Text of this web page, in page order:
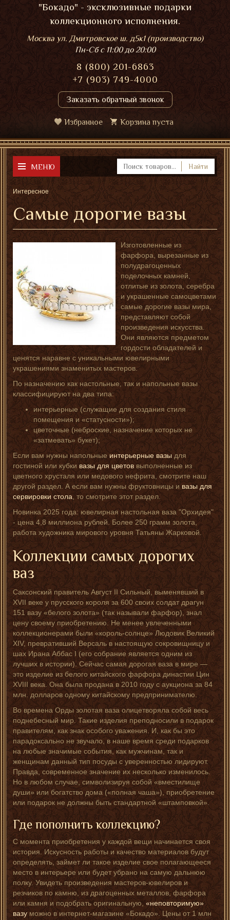
"Бокадо" - эксклюзивные подарки
коллекционного исполнения.
Москва ул. Дмитровское ш. д5к1 (производство)
Пн-Сбс 11:00 до 20:00
8 (800) 201-6863
+7 (903) 749-4000
Заказать обратный звонок
Избранное Корзина пуста
МЕНЮ Найти
Интересное
Самые дорогие вазы
Изготовленные из
фарфора, вырезанные из
полудрагоценных
поделочных камней,
отлитые из золота, серебра
и украшенные самоцветами
самые дорогие вазы мира,
представляют собой
произведения искусства.
Они являются предметом
гордости обладателей и
ценятся наравне с уникальными ювелирными
украшениями знаменитых мастеров.
По назначению как настольные, так и напольные вазы
классифицируют на два типа:
интерьерные (служащие для создания стиля
помещения и «статусности»);
цветочные (неброские, назначение которых не
«затмевать» букет);
Если вам нужны напольныеинтерьерные вазы для
гостиной или кубкивазы для цветоввыполненные из
цветного хрусталя или медового нефрита, смотрите наш
другой раздел. А если вам нужны фруктовницы и вазы для
сервировки стола, то смотрите этот раздел.
Новинка 2025 года: ювелирная настольная ваза "Орхидея"
- цена 4,8 миллиона рублей. Более 250 грамм золота,
работа художника мирового уровня Татьяны Жарковой.
Коллекции самых дорогих
ваз
Саксонский правитель Август II Сильный, выменявший в
XVII веке у прусского короля за 600 своих солдат драгун
151 вазу «белого золота» (так называли фарфор), знал
цену своему приобретению. Не менее увлеченными
коллекционерами были «король-солнце» Людовик Великий
XIV, превративший Версаль в настоящую сокровищницу и
шах Ирана Аббас I (его собрание является одним из
лучших в истории). Сейчас самая дорогая ваза в мире —
это изделие из белого китайского фарфора династии Цин
XVIII века. Она была продана в 2010 году с аукциона за 84
млн. долларов одному китайскому предпринимателю.
Во времена Орды золотая ваза олицетворяла собой весь
поднебесный мир. Такие изделия преподносили в подарок
правителям, как знак особого уважения. И, как бы это
парадоксально не звучало, в наше время среди подарков
на любые значимые события, как мужчинам, так и
женщинам данный тип посуды с уверенностью лидируют.
Правда, современное значение их несколько изменилось.
Но в любом случае, символизируя собой «вместилище
души» или богатство дома («полная чаша»), приобретение
или подарок не должны быть стандартной «штамповкой».
Где пополнить коллекцию?
С момента приобретения у каждой вещи начинается своя
история. Искусность работы и качество материалов будут
определять, займет ли такое изделие свое полагающееся
место в интерьере или будет убрано на самую дальнюю
полку. Увидеть произведения мастеров-ювелиров и
резчиков по камню, из драгоценных металлов, фарфора
или камня и подобрать оригинальную,«неповторимую»
вазуможно в интернет-магазине «Бокадо». Цены от 1 млн